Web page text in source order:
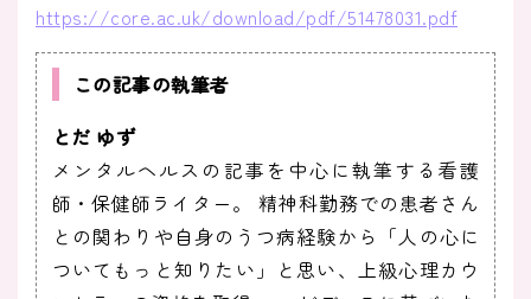
https://core.ac.uk/download/pdf/51478031.pdf
この記事の執筆者
とだ ゆず
メンタルヘルスの記事を中心に執筆する看護
師・保健師ライター。 精神科勤務での患者さん
との関わりや自身のうつ病経験から「人の心に
ついてもっと知りたい」と思い、上級心理カウ